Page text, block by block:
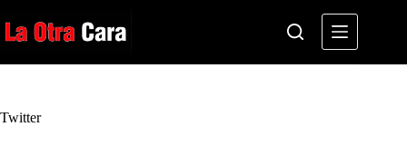
al
contenido
Twitter